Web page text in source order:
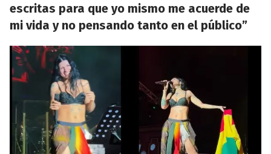
escritas para que yo mismo me acuerde de
mi vida y no pensando tanto en el público”